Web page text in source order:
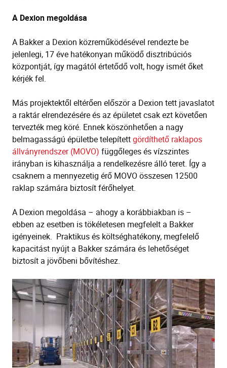
A Dexion megoldása
A Bakker a Dexion közreműködésével rendezte be
jelenlegi, 17 éve hatékonyan működő disztribúciós
központját, így magától értetődő volt, hogy ismét őket
kérjék fel.
Más projektektől eltérően először a Dexion tett javaslatot
a raktár elrendezésére és az épületet csak ezt követően
tervezték meg köré. Ennek köszönhetően a nagy
belmagasságú épületbe telepítettgördíthető raklapos
állványrendszer (MOVO) függőleges és vízszintes
irányban is kihasználja a rendelkezésre álló teret. Így a
csaknem a mennyezetig érő MOVO összesen 12500
raklap számára biztosít férőhelyet.
A Dexion megoldása – ahogy a korábbiakban is –
ebben az esetben is tökéletesen megfelelt a Bakker
igényeinek. Praktikus és költséghatékony, megfelelő
kapacitást nyújt a Bakker számára és lehetőséget
biztosít a jövőbeni bővítéshez.